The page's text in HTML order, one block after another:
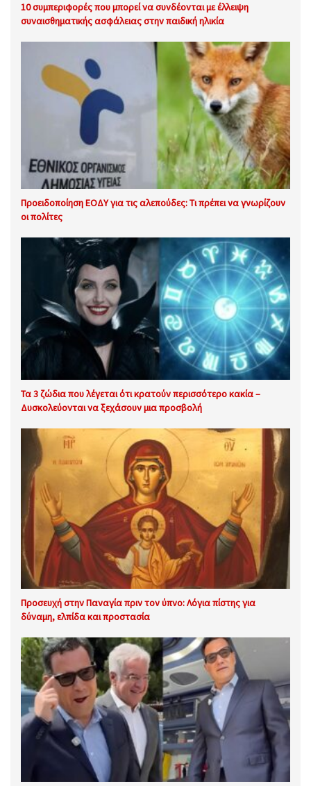
10 συμπεριφορές που μπορεί να συνδέονται με έλλειψη
συναισθηματικής ασφάλειας στην παιδική ηλικία
Προειδοποίηση ΕΟΔΥ για τις αλεπούδες: Τι πρέπει να γνωρίζουν
οι πολίτες
Τα 3 ζώδια που λέγεται ότι κρατούν περισσότερο κακία –
Δυσκολεύονται να ξεχάσουν μια προσβολή
Προσευχή στην Παναγία πριν τον ύπνο: Λόγια πίστης για
δύναμη, ελπίδα και προστασία